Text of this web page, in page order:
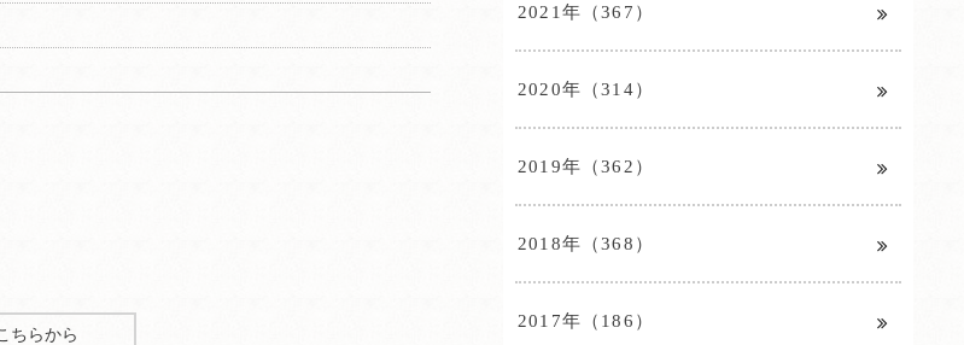
ちらから
2021年（367）
2020年（314）
2019年（362）
2018年（368）
2017年（186）